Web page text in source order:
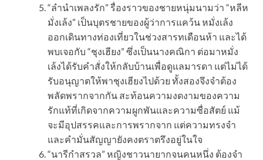
“ลำนำเพลงรัก” รื่องราวของชายหนุ่มนามว่า “หลีห
มั่งเล้ง” เป็นบุตรชายของผู้ว่าการแคว้น หมั่งเล้ง
ออกเดินทางท่องเที่ยวในช่วงสารทเดือนห้า และได้
พบเจอกับ “ชุงเฮียง” ซึ่งเป็นนางคณิกา ต่อมาหมั่ง
เล้งได้รับคำสั่งให้กลับบ้านเพื่อดูแลมารดา แต่ไม่ได้
รับอนุญาตให้พาชุงเฮียงไปด้วย ทั้งสองจึงจำต้อง
พลัดพรากจากกัน สะท้อนความงดงามของความ
รักแท้ที่เกิดจากความผูกพันและความซื่อสัตย์ แม้
จะมีอุปสรรคและการพรากจาก แต่ความทรงจำ
และคำมั่นสัญญายังคงตราตรึงอยู่ในใจ
“นารีกำสรวล” หญิงชาวนายากจนคนหนึ่ง ต้องจำ